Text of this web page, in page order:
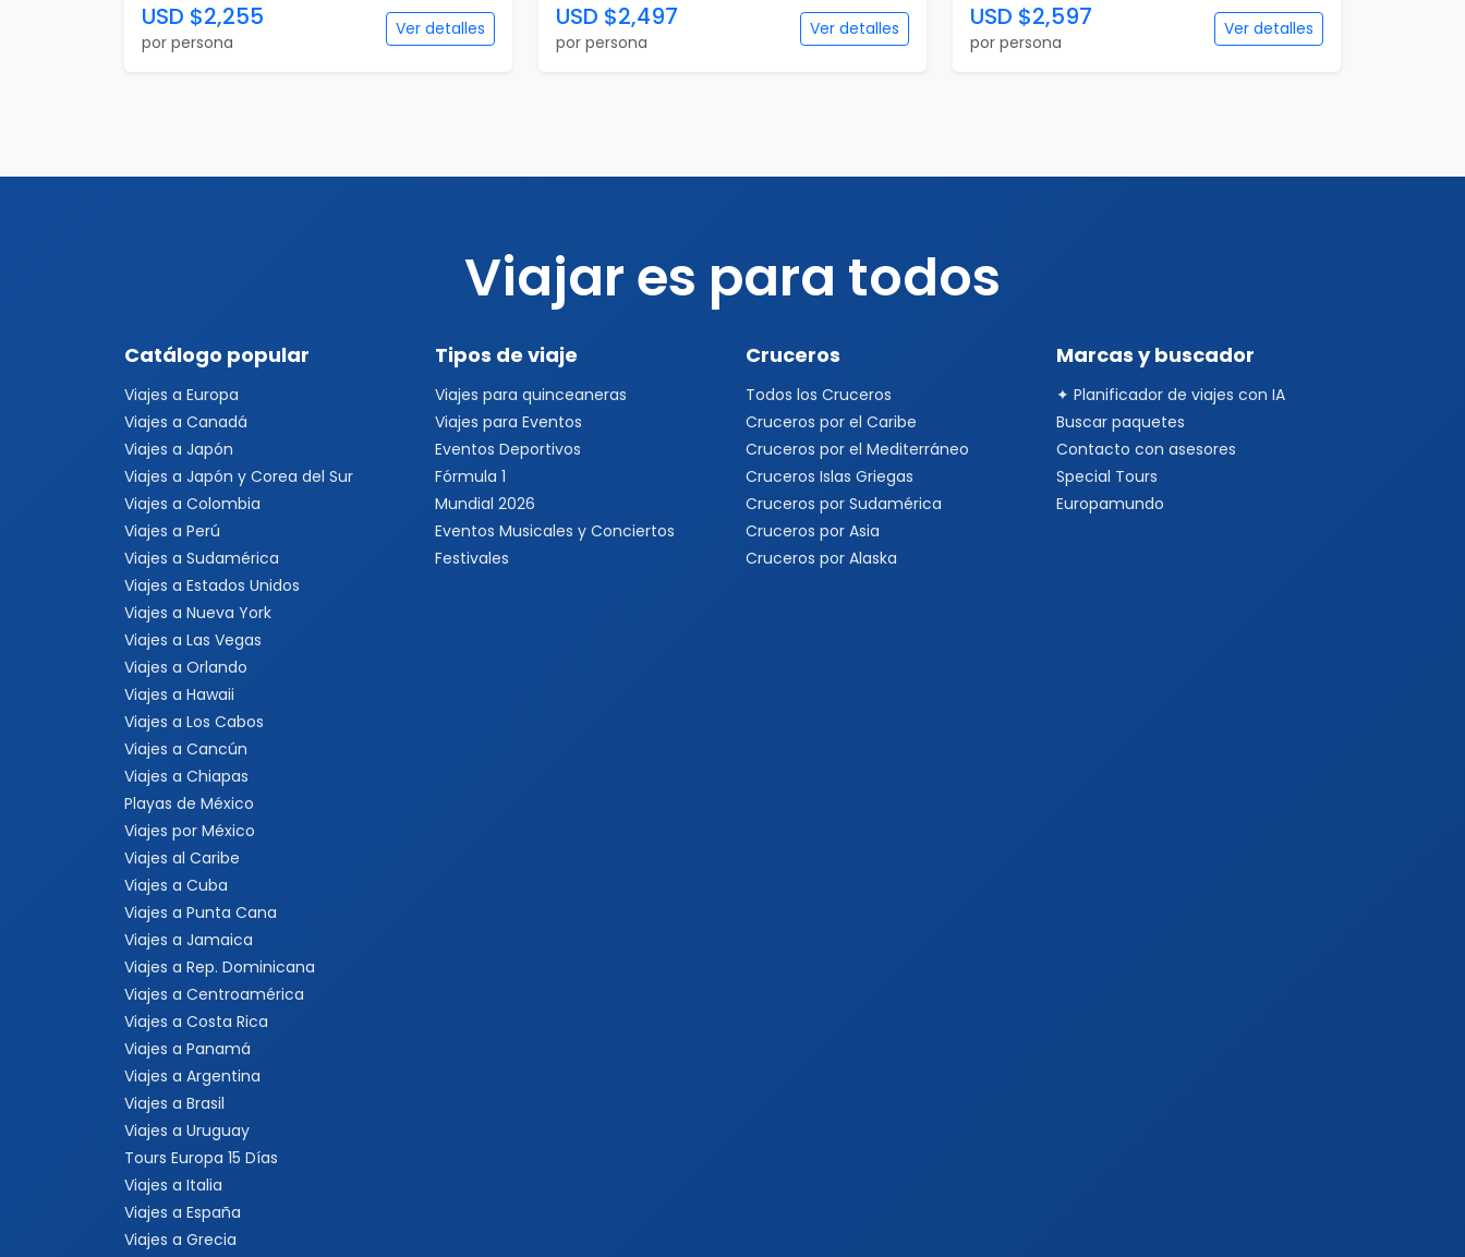
USD $2,255
por persona
Ver detalles USD $2,497
por persona
Ver detalles USD $2,597
por persona
Ver detalles
Viajar es para todos
Catálogo popular
Viajes a Europa
Viajes a Canadá
Viajes a Japón
Viajes a Japón y Corea del Sur
Viajes a Colombia
Viajes a Perú
Viajes a Sudamérica
Viajes a Estados Unidos
Viajes a Nueva York
Viajes a Las Vegas
Viajes a Orlando
Viajes a Hawaii
Viajes a Los Cabos
Viajes a Cancún
Viajes a Chiapas
Playas de México
Viajes por México
Viajes al Caribe
Viajes a Cuba
Viajes a Punta Cana
Viajes a Jamaica
Viajes a Rep. Dominicana
Viajes a Centroamérica
Viajes a Costa Rica
Viajes a Panamá
Viajes a Argentina
Viajes a Brasil
Viajes a Uruguay
Tours Europa 15 Días
Viajes a Italia
Viajes a España
Viajes a Grecia
Tipos de viaje
Viajes para quinceaneras
Viajes para Eventos
Eventos Deportivos
Fórmula 1
Mundial 2026
Eventos Musicales y Conciertos
Festivales
Cruceros
Todos los Cruceros
Cruceros por el Caribe
Cruceros por el Mediterráneo
Cruceros Islas Griegas
Cruceros por Sudamérica
Cruceros por Asia
Cruceros por Alaska
Marcas y buscador
✦ Planificador de viajes con IA
Buscar paquetes
Contacto con asesores
Special Tours
Europamundo